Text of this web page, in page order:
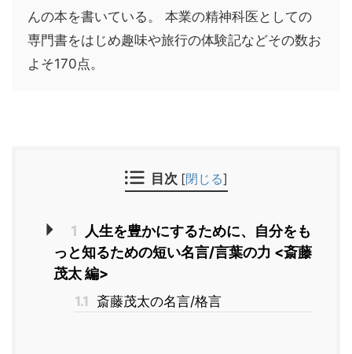
んの本を書いている。 本業の精神科医としての
専門書をはじめ趣味や旅行の体験記などその数お
よそ170点。
目次 [閉じる]
1
人生を豊かにするために、自分をも
っと知るための短い名言/言葉の力 <斎藤
茂太 編>
1.1 斎藤茂太の名言/格言